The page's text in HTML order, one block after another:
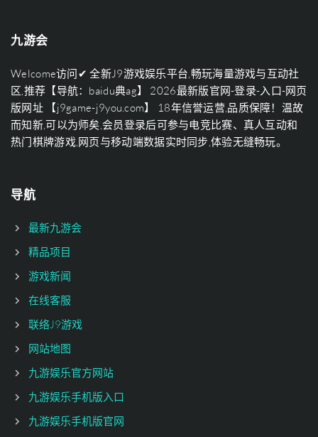
九游会
Welcome访问✔ 全新J9游戏娱乐平台,畅玩海量游戏与互动社
区,推荐【导航：baidu典ag】 2026最新版官网-登录-入口-网页
版网址 【j9game-j9you.com】 18年信誉运营,品质保障！温故
而知新,可以为师矣,会员登录后可参与电竞比赛、真人互动和
热门棋牌游戏,网页与移动端数据实时同步,体验无缝畅玩。
导航
最新九游会
精品项目
游戏新闻
在线客服
联络J9游戏
网站地图
九游娱乐官方网站
九游娱乐手机版入口
九游娱乐手机版官网